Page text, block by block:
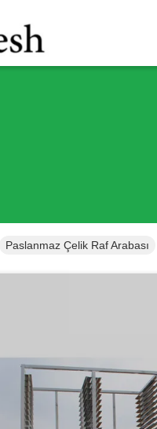
Paslanmaz Çelik Raf Arabası